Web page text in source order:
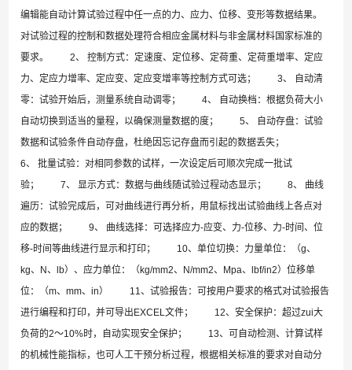
编辑能自动计算试验过程中任一点的力、应力、位移、变形等数据结果。
对试验过程的控制和数据处理符合相应金属材料与非金属材料国家标准的
要求。 2、 控制方式：定速度、定位移、定荷重、定荷重增率、定应
力、定应力增率、定应变、定应变增率等控制方式可选； 3、 自动清
零：试验开始后，测量系统自动调零； 4、 自动换档：根据负荷大小
自动切换到适当的量程，以确保测量数据的度； 5、 自动存盘：试验
数据和试验条件自动存盘，杜绝因忘记存盘而引起的数据丢失；
6、 批量试验：对相同参数的试样，一次设定后可顺次完成一批试
验； 7、 显示方式：数据与曲线随试验过程动态显示； 8、 曲线
遍历：试验完成后，可对曲线进行再分析，用鼠标找出试验曲线上各点对
应的数据； 9、 曲线选择：可选择应力-应变、力-位移、力-时间、位
移-时间等曲线进行显示和打印； 10、单位切换：力量单位：（g、
kg、N、lb）、应力单位：（kg/mm2、N/mm2、Mpa、lbf/in2）位移单
位：（m、mm、in） 11、试验报告：可按用户要求的格式对试验报告
进行编程和打印，并可导出EXCEL文件； 12、安全保护：超过zui大
负荷的2～10%时，自动实现安全保护； 13、可自动检测、计算试样
的机械性能指标，也可人工干预分析过程，根据相关标准的要求对自动分